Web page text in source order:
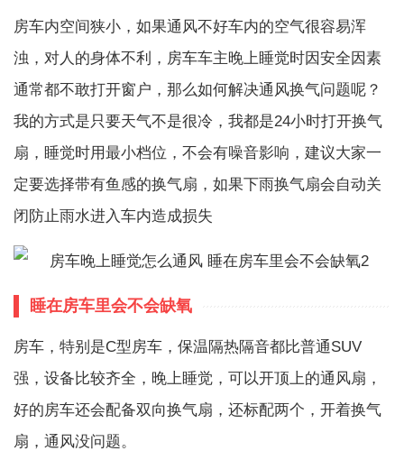
房车内空间狭小，如果通风不好车内的空气很容易浑
浊，对人的身体不利，房车车主晚上睡觉时因安全因素
通常都不敢打开窗户，那么如何解决通风换气问题呢？
我的方式是只要天气不是很冷，我都是24小时打开换气
扇，睡觉时用最小档位，不会有噪音影响，建议大家一
定要选择带有鱼感的换气扇，如果下雨换气扇会自动关
闭防止雨水进入车内造成损失
睡在房车里会不会缺氧
房车，特别是C型房车，保温隔热隔音都比普通SUV
强，设备比较齐全，晚上睡觉，可以开顶上的通风扇，
好的房车还会配备双向换气扇，还标配两个，开着换气
扇，通风没问题。